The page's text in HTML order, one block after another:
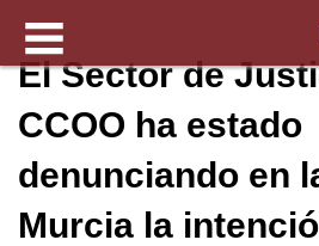
El Sector de
CCOO ha estado
denunciando en
Murcia la